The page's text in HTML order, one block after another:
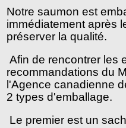
Notre saumon est
immédiatement après
préserver la qualité.
Afin de rencontrer les
recommandations du
l'Agence canadienne
2 types d'emballage.
Le premier est un